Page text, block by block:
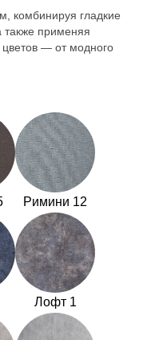
комбинируя гладкие
также применяя
— от модного
Римини 12
Лофт 1